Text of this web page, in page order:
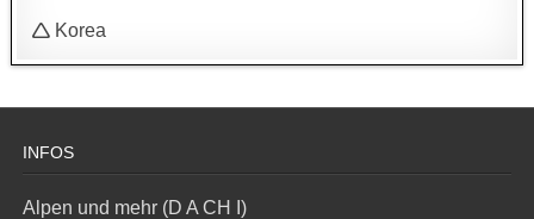
🛆 Korea
INFOS
Alpen und mehr (D A CH I)